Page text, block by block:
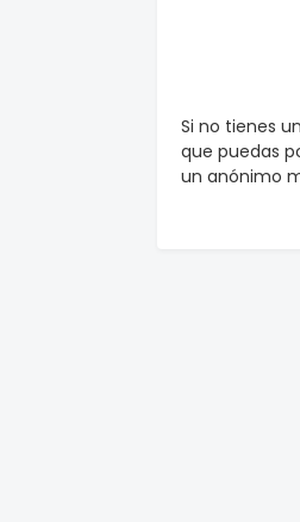
Si no tienes
que puedas
un anónimo